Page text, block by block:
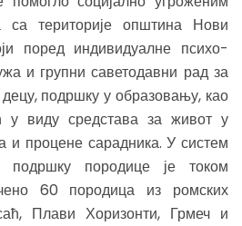
са територије општина Нови
поред индивидуалне психо-
и групни саветодавни рад за
подршку у образовању, као
у виду средстава за живот у
и процене сарадника. У систем
породице је током
60 породица из ромских
Плави Хоризонти, Грмеч и